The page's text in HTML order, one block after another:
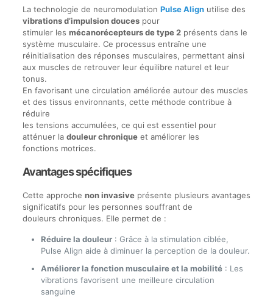
La technologie de neuromodulation Pulse Alignutilise des
vibrations d’impulsion doucespour
stimuler les mécanorécepteurs de type 2présents dans le
système musculaire. Ce processus entraîne une
réinitialisation des réponses musculaires, permettant ainsi
aux muscles de retrouver leur équilibre naturel et leur
tonus.
En favorisant une circulation améliorée autour des muscles
et des tissus environnants, cette méthode contribue à
réduire
les tensions accumulées, ce qui est essentiel pour
atténuer la douleur chroniqueet améliorer les
fonctions motrices.
Avantages spécifiques
Cette approche non invasiveprésente plusieurs avantages
significatifs pour les personnes souffrant de
douleurs chroniques. Elle permet de :
Réduire la douleur: Grâce à la stimulation ciblée,
Pulse Align aide à diminuer la perception de la douleur.
Améliorer la fonction musculaire et la mobilité: Les
vibrations favorisent une meilleure circulation
sanguine